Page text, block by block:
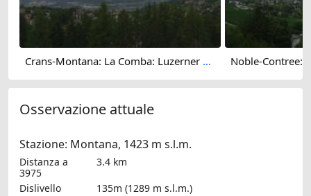
Crans-Montana: La Comba: Luzerner Höhenklinik Montana
Osservazione attuale
Stazione: Montana, 1423 m s.l.m.
Distanza a
3975
3.4 km
Dislivello
135m (1289 m s.l.m.)